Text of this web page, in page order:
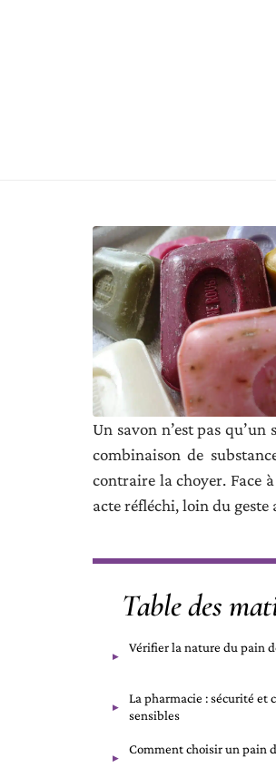
Un savon n’est pas
combinaison de
contraire la choyer. Face
acte réfléchi, loin du geste
Table des
Vérifier la nature du pain
La pharmacie : sécurité et
sensibles
Comment choisir un pain